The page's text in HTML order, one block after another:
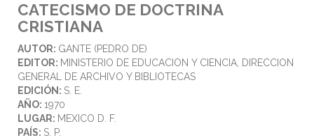
CATECISMO DE DOCTRINA
CRISTIANA
AUTOR: GANTE (PEDRO DE)
EDITOR: MINISTERIO DE EDUCACION Y CIENCIA, DIRECCION
GENERAL DE ARCHIVO Y BIBLIOTECAS
EDICIÓN: S. E.
AÑO: 1970
LUGAR: MEXICO D. F.
PAÍS: S. P.